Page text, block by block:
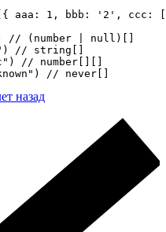
aaa: 1, bbb: '2',
// (number | null)[]
// string[]
// number[][]
// never[]
назад